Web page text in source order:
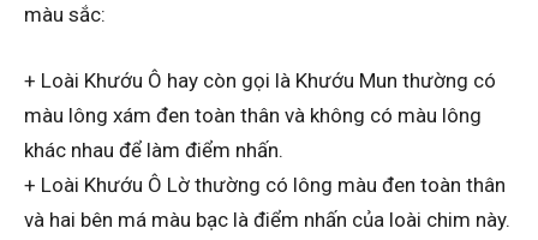
màu sắc:
+ Loài Khướu Ô hay còn gọi là Khướu Mun thường có
màu lông xám đen toàn thân và không có màu lông
khác nhau để làm điểm nhấn.
+ Loài Khướu Ô Lờ thường có lông màu đen toàn thân
và hai bên má màu bạc là điểm nhấn của loài chim này.